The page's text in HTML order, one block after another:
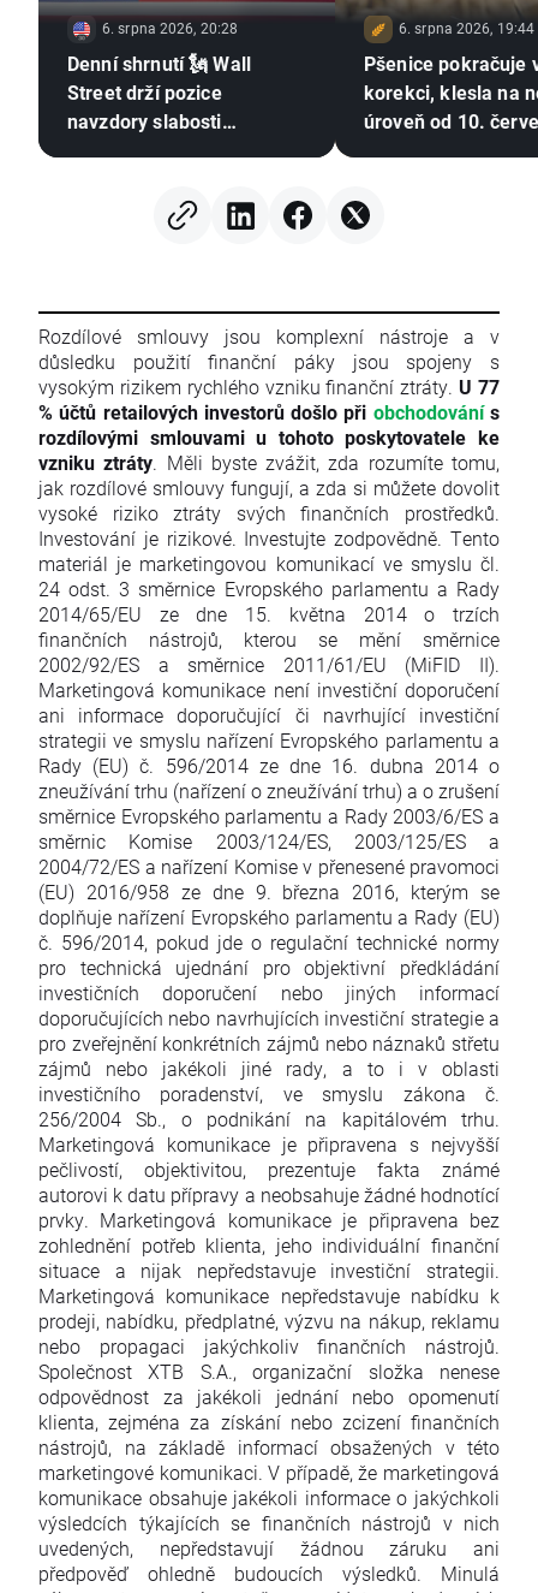
6. srpna 2026, 20:28
Denní shrnutí 🗽 Wall
Street drží pozice
navzdory slabosti
6. srpna 2026, 19:44
Pšenice pokračuje
korekci, klesla na
úroveň od 10.
pozornosti
Rozdílové smlouvy jsou komplexní nástroje a v
důsledku použití finanční páky jsou spojeny s
vysokým rizikem rychlého vzniku finanční ztráty. U 77
% účtů retailových investorů došlo při obchodovánís
rozdílovými smlouvami u tohoto poskytovatele ke
vzniku ztráty. Měli byste zvážit, zda rozumíte tomu,
jak rozdílové smlouvy fungují, a zda si můžete dovolit
vysoké riziko ztráty svých finančních prostředků.
Investování je rizikové. Investujte zodpovědně. Tento
materiál je marketingovou komunikací ve smyslu čl.
24 odst. 3 směrnice Evropského parlamentu a Rady
2014/65/EU ze dne 15. května 2014 o trzích
finančních nástrojů, kterou se mění směrnice
2002/92/ES a směrnice 2011/61/EU (MiFID II).
Marketingová komunikace není investiční doporučení
ani informace doporučující či navrhující investiční
strategii ve smyslu nařízení Evropského parlamentu a
Rady (EU) č. 596/2014 ze dne 16. dubna 2014 o
zneužívání trhu (nařízení o zneužívání trhu) a o zrušení
směrnice Evropského parlamentu a Rady 2003/6/ES a
směrnic Komise 2003/124/ES, 2003/125/ES a
2004/72/ES a nařízení Komise v přenesené pravomoci
(EU) 2016/958 ze dne 9. března 2016, kterým se
doplňuje nařízení Evropského parlamentu a Rady (EU)
č. 596/2014, pokud jde o regulační technické normy
pro technická ujednání pro objektivní předkládání
investičních doporučení nebo jiných informací
doporučujících nebo navrhujících investiční strategie a
pro zveřejnění konkrétních zájmů nebo náznaků střetu
zájmů nebo jakékoli jiné rady, a to i v oblasti
investičního poradenství, ve smyslu zákona č.
256/2004 Sb., o podnikání na kapitálovém trhu.
Marketingová komunikace je připravena s nejvyšší
pečlivostí, objektivitou, prezentuje fakta známé
autorovi k datu přípravy a neobsahuje žádné hodnotící
prvky. Marketingová komunikace je připravena bez
zohlednění potřeb klienta, jeho individuální finanční
situace a nijak nepředstavuje investiční strategii.
Marketingová komunikace nepředstavuje nabídku k
prodeji, nabídku, předplatné, výzvu na nákup, reklamu
nebo propagaci jakýchkoliv finančních nástrojů.
Společnost XTB S.A., organizační složka nenese
odpovědnost za jakékoli jednání nebo opomenutí
klienta, zejména za získání nebo zcizení finančních
nástrojů, na základě informací obsažených v této
marketingové komunikaci. V případě, že marketingová
komunikace obsahuje jakékoli informace o jakýchkoli
výsledcích týkajících se finančních nástrojů v nich
uvedených, nepředstavují žádnou záruku ani
předpověď ohledně budoucích výsledků. Minulá